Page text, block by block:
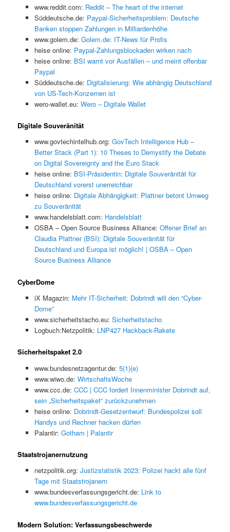
www.reddit.com: Reddit – The heart of the internet
Süddeutsche.de: Paypal-Sicherheitsproblem: Deutsche
Banken stoppen Zahlungen in Milliardenhöhe
www.golem.de: Golem.de: IT-News für Profis
heise online: Paypal-Zahlungsblockaden wirken nach
heise online: BSI warnt vor Ausfällen – und meint offenbar
Paypal
Süddeutsche.de: Digitalisierung: Wie abhängig Deutschland
von US-Tech-Konzernen ist
wero-wallet.eu: Wero – Digitale Wallet
Digitale Souveränität
www.govtechintelhub.org: GovTech Intelligence Hub –
Better Stack (Part 1): 10 Theses to Demystify the Debate
on Digital Sovereignty and the Euro Stack
heise online: BSI-Präsidentin: Digitale Souveränität für
Deutschland vorerst unerreichbar
heise online: Digitale Abhängigkeit: Plattner betont Umweg
zu Souveränität
www.handelsblatt.com: Handelsblatt
OSBA – Open Source Business Alliance: Offener Brief an
Claudia Plattner (BSI): Digitale Souveränität für
Deutschland und Europa ist möglich! | OSBA – Open
Source Business Alliance
CyberDome
iX Magazin: Mehr IT-Sicherheit: Dobrindt will den “Cyber-
Dome”
www.sicherheitstacho.eu: Sicherheitstacho
Logbuch:Netzpolitik: LNP427 Hackback-Rakete
Sicherheitspaket 2.0
www.bundesnetzagentur.de: 5(1)(e)
www.wiwo.de: WirtschaftsWoche
www.ccc.de: CCC | CCC fordert Innenminister Dobrindt auf,
sein „Sicherheitspaket“ zurückzunehmen
heise online: Dobrindt-Gesetzentwurf: Bundespolizei soll
Handys und Rechner hacken dürfen
Palantir: Gotham | Palantir
Staatstrojanernutzung
netzpolitik.org: Justizstatistik 2023: Polizei hackt alle fünf
Tage mit Staatstrojanern
www.bundesverfassungsgericht.de: Link to
www.bundesverfassungsgericht.de
Modern Solution: Verfassungsbeschwerde